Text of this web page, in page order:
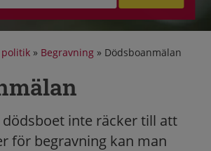
politik » Begravning » Dödsboanmälan
inte räcker till att
för begravning kan man